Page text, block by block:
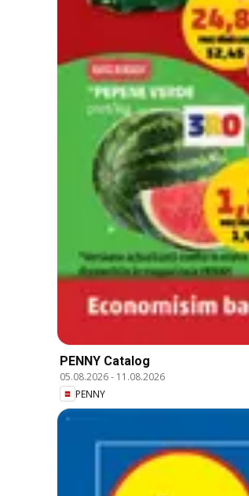
PENNY Catalog
05.08.2026- 11.08.2026
PENNY